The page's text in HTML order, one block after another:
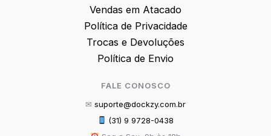
Vendas em Atacado
Política de Privacidade
Trocas e Devoluções
Política de Envio
FALE CONOSCO
✉ suporte@dockzy.com.br
(31) 9 9728-0438